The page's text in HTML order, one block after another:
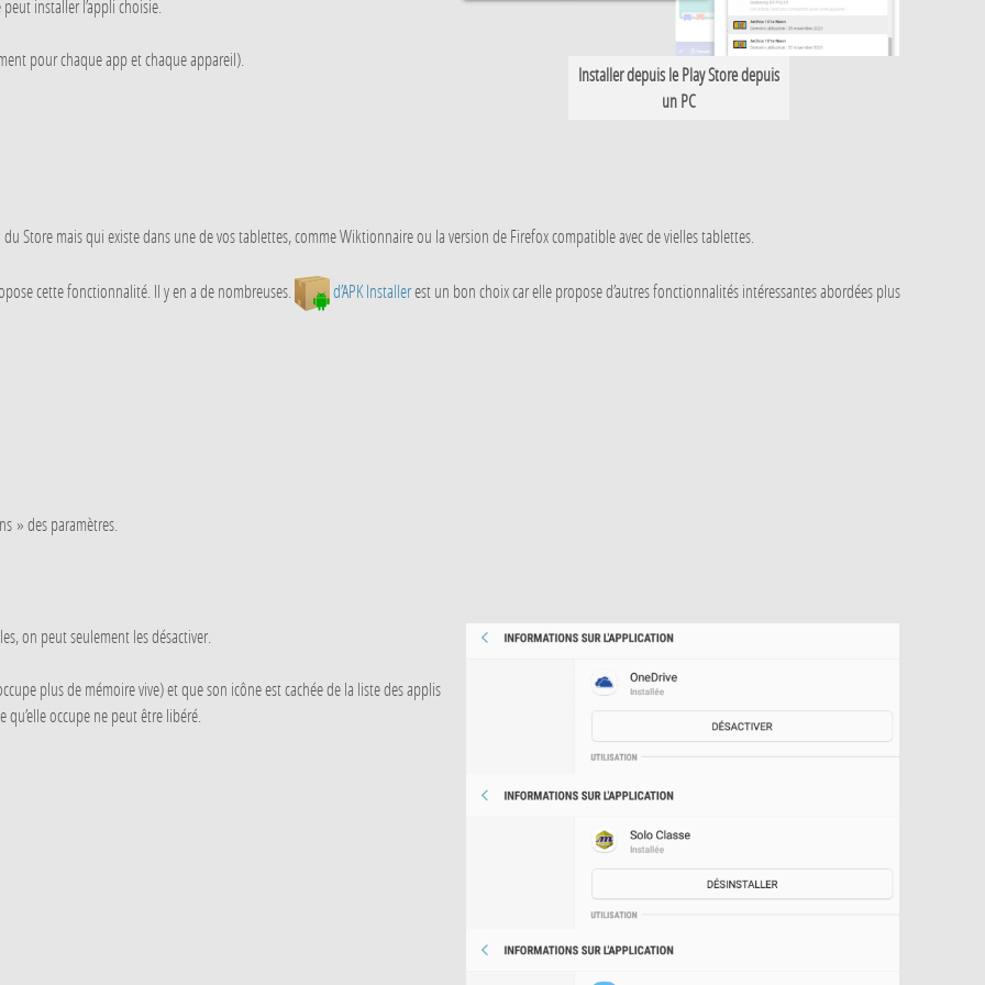
installer l’appli choisie.
pour chaque app et chaque appareil).
Installer depuis le Play Store depuis
un PC
Store mais qui existe dans une de vos tablettes, comme Wiktionnaire ou la version de Firefox compatible avec de vielles tablettes.
cette fonctionnalité. Il y en a de nombreuses. d’APK Installerest un bon choix car elle propose d’autres fonctionnalités intéressantes abordées plus
» des paramètres.
on peut seulement les désactiver.
plus de mémoire vive) et que son icône est cachée de la liste des applis
qu’elle occupe ne peut être libéré.